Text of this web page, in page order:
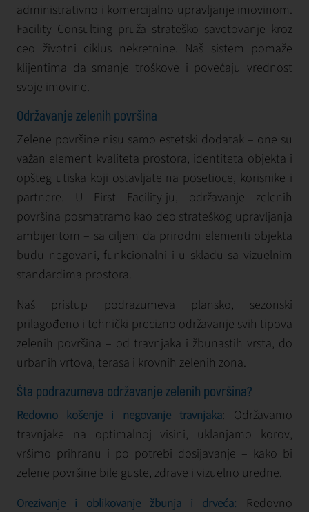
administrativno i komercijalno upravljanje imovinom.
Facility Consulting pruža strateško savetovanje kroz
ceo životni ciklus nekretnine. Naš sistem pomaže
klijentima da smanje troškove i povećaju vrednost
svoje imovine.
Održavanje zelenih površina
Zelene površine nisu samo estetski dodatak – one su
važan element kvaliteta prostora, identiteta objekta i
opšteg utiska koji ostavljate na posetioce, korisnike i
partnere. U First Facility-ju, održavanje zelenih
površina posmatramo kao deo strateškog upravljanja
ambijentom – sa ciljem da prirodni elementi objekta
budu negovani, funkcionalni i u skladu sa vizuelnim
standardima prostora.
Naš pristup podrazumeva plansko, sezonski
prilagođeno i tehnički precizno održavanje svih tipova
zelenih površina – od travnjaka i žbunastih vrsta, do
urbanih vrtova, terasa i krovnih zelenih zona.
Šta podrazumeva održavanje zelenih površina?
Redovno košenje i negovanje travnjaka: Održavamo
travnjake na optimalnoj visini, uklanjamo korov,
vršimo prihranu i po potrebi dosijavanje – kako bi
zelene površine bile guste, zdrave i vizuelno uredne.
Orezivanje i oblikovanje žbunja i drveća: Redovno